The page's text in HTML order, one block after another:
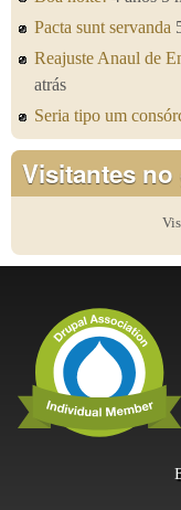
Pacta sunt servanda
Reajuste Anaul de
atrás
Seria tipo um
Visitantes